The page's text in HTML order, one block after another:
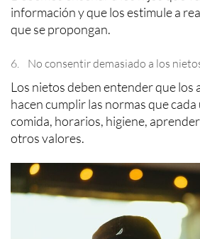
información y que los estimule a
que se propongan.
6. No consentir demasiado a los
Los nietos deben entender que los
hacen cumplir las normas que
comida, horarios, higiene,
otros valores.